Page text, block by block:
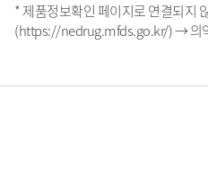
* 제품정보확인 페이지로 연결되지
(https://nedrug.mfds.go.kr/) → 의